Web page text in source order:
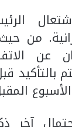
من
عن
بالتأكيد